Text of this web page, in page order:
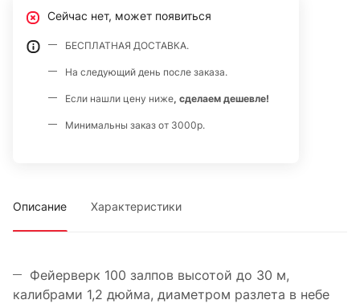
Сейчас нет, может появиться
БЕСПЛАТНАЯ ДОСТАВКА.
На следующий день после заказа.
Если нашли цену ниже, сделаем дешевле!
Минимальны заказ от 3000р.
Описание Характеристики
Фейерверк 100 залпов высотой до 30 м,
калибрами 1,2 дюйма, диаметром разлета в небе